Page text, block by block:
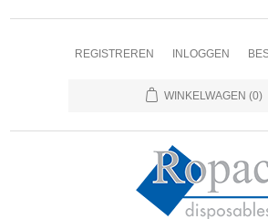
REGISTREREN INLOGGEN
WINKELWAGEN (0)